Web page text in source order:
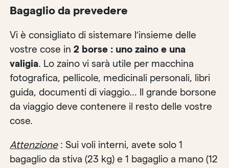
Bagaglio da prevedere
Vi è consigliato di sistemare l’insieme delle
vostre cose in2 borse : uno zaino e una
valigia. Lo zaino vi sarà utile per macchina
fotografica, pellicole, medicinali personali, libri
guida, documenti di viaggio… Il grande borsone
da viaggio deve contenere il resto delle vostre
cose.
Attenzione: Sui voli interni, avete solo 1
bagaglio da stiva (23 kg) e 1 bagaglio a mano (12